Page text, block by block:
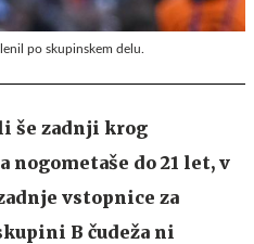
po skupinskem delu.
še zadnji krog
nogometaše do 21 let, v
vstopnice za
B čudeža ni